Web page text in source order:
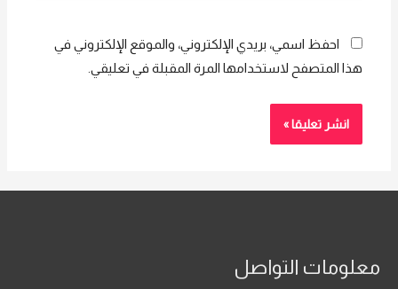
احفظ اسمي، بريدي الإلكتروني، والموقع الإلكتروني في
هذا المتصفح لاستخدامها المرة المقبلة في تعليقي.
معلومات التواصل